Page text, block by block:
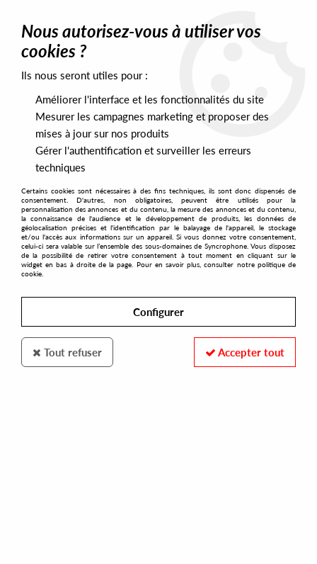
Home >Labels >Underground Classic Trax
SORT & FILTER
PRESALES EXCLUSIVES
3
Nous autorisez-vous à utiliser vos
cookies ?
Ils nous seront utiles pour :
Améliorer l'interface et les fonctionnalités du site
Mesurer les campagnes marketing et proposer des
mises à jour sur nos produits
Gérer l'authentification et surveiller les erreurs
techniques
Certains cookies sont nécessaires à des fins techniques, ils sont donc dispensés de
consentement. D'autres, non obligatoires, peuvent être utilisés pour la
personnalisation des annonces et du contenu, la mesure des annonces et du contenu,
la connaissance de l'audience et le développement de produits, les données de
géolocalisation précises et l'identification par le balayage de l'appareil, le stockage
et/ou l'accès aux informations sur un appareil. Si vous donnez votre consentement,
celui-ci sera valable sur l’ensemble des sous-domaines de Syncrophone. Vous disposez
de la possibilité de retirer votre consentement à tout moment en cliquant sur le
widget en bas à droite de la page. Pour en savoir plus, consulter notre politique de
cookie.
Configurer
Tout refuser Accepter tout